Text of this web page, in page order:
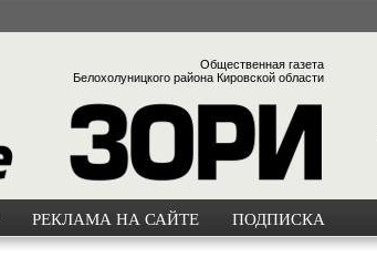
Общественная газета
Белохолуницкого района Кировской области
РЕКЛАМА НА САЙТЕ ПОДПИСКА